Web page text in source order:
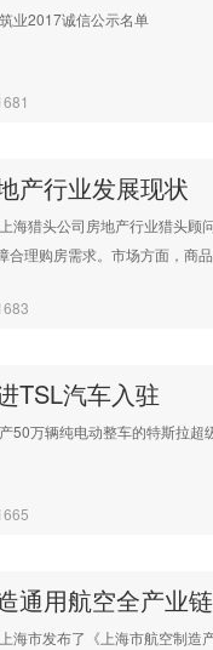
2017诚信公示名单
产行业发展现状
猎头公司房地产行业猎头顾问
合理购房需求。市场方面，商
TSL汽车入驻
万辆纯电动整车的特斯拉超级
通用航空全产业链
市发布了《上海市航空制造产